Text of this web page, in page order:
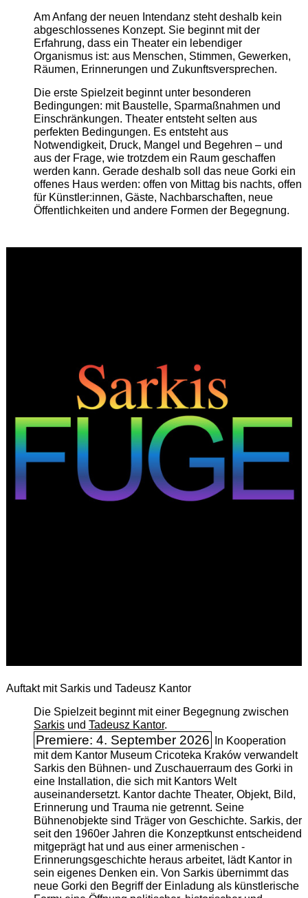
Am Anfang der neuen Intendanz steht deshalb kein
abgeschlossenes Konzept. Sie beginnt mit der
Erfahrung, dass ein Theater ein lebendiger
Organismus ist: aus Menschen, Stimmen, Gewerken,
Räumen, Erinnerungen und Zukunftsversprechen.
Die erste Spielzeit beginnt unter besonderen
Bedingungen: mit Baustelle, Sparmaßnahmen und
Einschränkungen. Theater entsteht selten aus
perfekten Bedingungen. Es entsteht aus
Notwendigkeit, Druck, Mangel und Begehren – und
aus der Frage, wie trotzdem ein Raum geschaffen
werden kann. Gerade deshalb soll das neue Gorki ein
offenes Haus werden: offen von Mittag bis nachts, offen
für Künstler:innen, Gäste, Nachbarschaften, neue
Öffentlichkeiten und andere Formen der Begegnung.
Auftakt mit Sarkis und Tadeusz Kantor
Die Spielzeit beginnt mit einer Begegnung zwischen
Sarkisund Tadeusz Kantor.
Premiere: 4. September 2026
In Kooperation
mit dem Kantor Museum Cricoteka Kraków verwandelt
Sarkis den Bühnen- und Zuschauerraum des Gorki in
eine Installation, die sich mit Kantors Welt
auseinandersetzt. Kantor dachte Theater, Objekt, Bild,
Erinnerung und Trauma nie getrennt. Seine
Bühnenobjekte sind Träger von Geschichte. Sarkis, der
seit den 1960er Jahren die Konzeptkunst entscheidend
mitgeprägt hat und aus einer armenischen ­
Erinnerungsgeschichte heraus arbeitet, lädt Kantor in
sein eigenes Denken ein. Von Sarkis übernimmt das
neue Gorki den Begriff der Einladung als künstlerische